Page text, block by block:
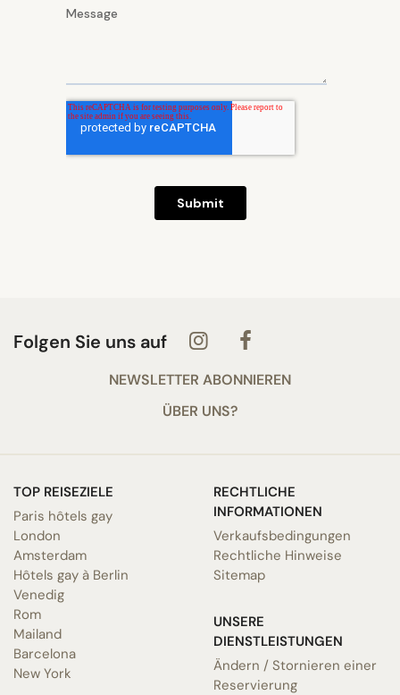
Folgen Sie uns auf
NEWSLETTER ABONNIEREN
ÜBER UNS?
TOP REISEZIELE
Paris hôtels gay
London
Amsterdam
Hôtels gay à Berlin
Venedig
Rom
Mailand
Barcelona
New York
RECHTLICHE
INFORMATIONEN
Verkaufsbedingungen
Rechtliche Hinweise
Sitemap
UNSERE
DIENSTLEISTUNGEN
Ändern / Stornieren einer
Reservierung